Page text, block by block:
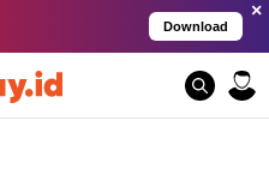
Download
×